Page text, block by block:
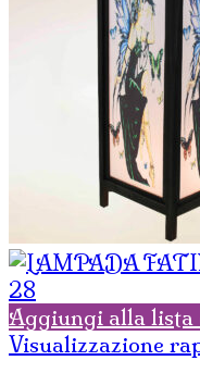
Aggiungi alla lista
Visualizzazione